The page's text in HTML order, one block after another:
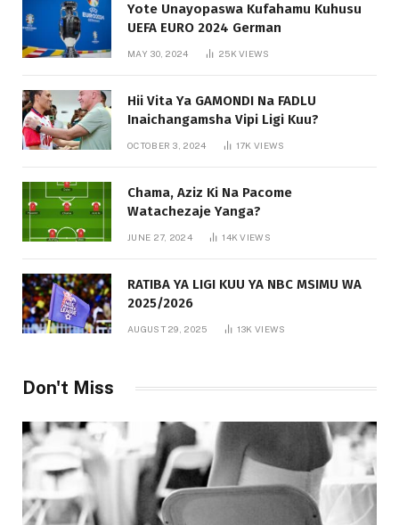
Yote Unayopaswa Kufahamu Kuhusu
UEFA EURO 2024 German
MAY 30, 2024 25KVIEWS
Hii Vita Ya GAMONDI Na FADLU
Inaichangamsha Vipi Ligi Kuu?
OCTOBER 3, 2024 17KVIEWS
Chama, Aziz Ki Na Pacome
Watachezaje Yanga?
JUNE 27, 2024 14KVIEWS
RATIBA YA LIGI KUU YA NBC MSIMU WA
2025/2026
AUGUST 29, 2025 13KVIEWS
Don't Miss